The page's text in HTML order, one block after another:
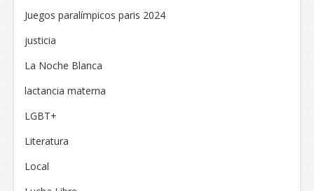
Juegos paralímpicos paris 2024
justicia
La Noche Blanca
lactancia materna
LGBT+
Literatura
Local